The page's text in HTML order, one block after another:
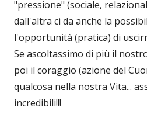
"pressione" (sociale,
dall'altra ci da anche la
l'opportunità (pratica) di
Se ascoltassimo di più il
poi il coraggio (azione del
qualcosa nella nostra Vita...
incredibili!!!